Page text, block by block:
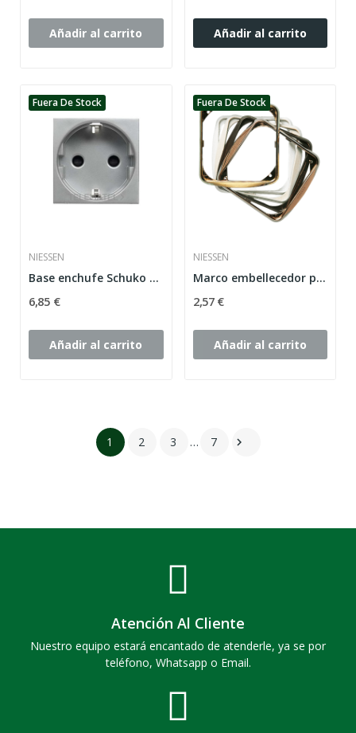
Añadir al carrito Añadir al carrito
Fuera De Stock
NIESSEN
Base enchufe Schuko 2P+TT Plata Zenit
6,85 €
Añadir al carrito
Fuera De Stock
NIESSEN
Marco embellecedor placa 1 ventana Stylo blanco...
2,57 €
Añadir al carrito
1 2 3 … 7 
Atención Al Cliente
Nuestro equipo estará encantado de atenderle, ya se por
teléfono, Whatsapp o Email.